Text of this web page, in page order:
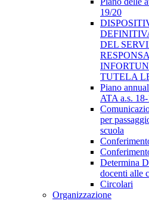
19/20
DEL
TUTELA
Piano
ATA a.s.
per
scuola
Determina
docenti alle
Circolari
Organizzazione